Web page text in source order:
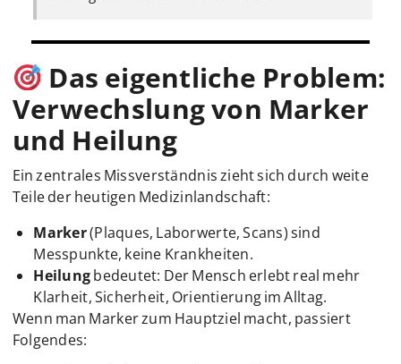
Das eigentliche Problem:
Verwechslung von Marker
und Heilung
Ein zentrales Missverständnis zieht sich durch weite
Teile der heutigen Medizinlandschaft:
Marker(Plaques, Laborwerte, Scans) sind
Messpunkte, keine Krankheiten.
Heilungbedeutet: Der Mensch erlebt real mehr
Klarheit, Sicherheit, Orientierung im Alltag.
Wenn man Marker zum Hauptziel macht, passiert
Folgendes: